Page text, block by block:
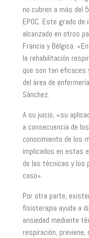
no cubren a más del
EPOC. Este grado
alcanzado en otros
Francia y Bélgica.
la rehabilitación
que son tan eficaces
del área de
Sánchez.
A su juicio, «su
a consecuencia de
conocimiento de los
implicados en estas
de las técnicas y los
caso».
Por otra parte,
fisioterapia ayuda a
ansiedad mediante
respiración,